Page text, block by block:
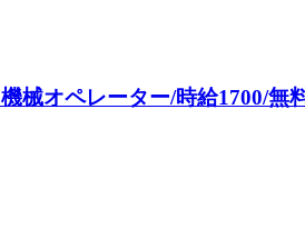
械オペレーター/時給1700/無